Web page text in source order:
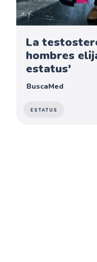
La
hombres
estatus'
BuscaMed
ESTATUS